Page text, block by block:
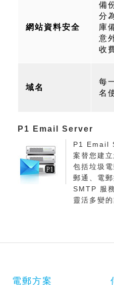
網站資料安全
備
分
庫
意
收
域名
每
名
P1 Email Server
P1 Email
案替您建
包括垃圾
郵通、電
SMTP 服
靈活多變的
電郵方案